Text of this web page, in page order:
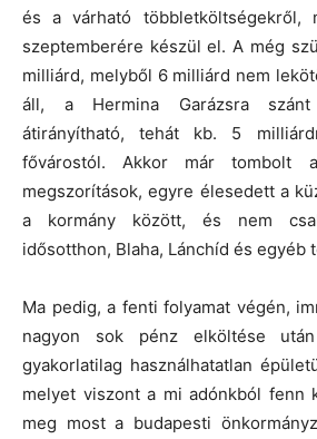
és a várható többletköltségekről,
szeptemberére készül el. A még
milliárd, melyből 6 milliárd nem
áll, a Hermina Garázsra
átirányítható, tehát kb. 5
fővárostól. Akkor már tombolt
megszorítások, egyre élesedett a
a kormány között, és nem
idősotthon, Blaha, Lánchíd és egyéb
Ma pedig, a fenti folyamat végén,
nagyon sok pénz elköltése
gyakorlatilag használhatatlan
melyet viszont a mi adónkból fenn
meg most a budapesti